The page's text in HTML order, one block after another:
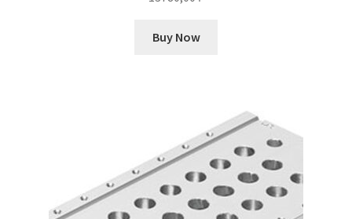
Buy Now